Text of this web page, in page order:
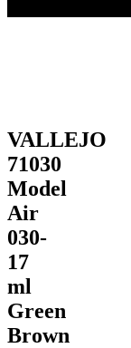
VALLEJO
71030
Model
Air
030-
17
ml
Green
Brown